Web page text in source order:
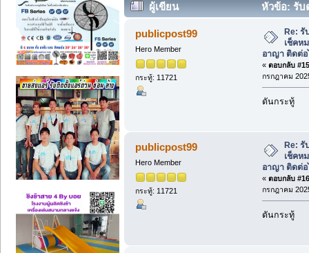
ผู้เขียน
หัวข้อ: รับ
คดีอาญา ติดต่อไลน์ @bds.service (อ่า
publicpost99
Hero Member
กระทู้: 11721
Re: รั
เช็คห
อาญา ติดต่อ
« ตอบกลับ
กรกฎาคม
ดันกระทู้
publicpost99
Hero Member
กระทู้: 11721
Re: รั
เช็คห
อาญา ติดต่อ
« ตอบกลับ
กรกฎาคม
ดันกระทู้